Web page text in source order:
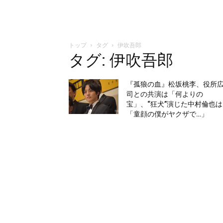
トップ タグ 伊吹吾郎
タグ: 伊吹吾郎
『孤狼の血』松坂桃李、役所
司との共演は「何よりの
宝」、“狂犬”演じた中村倫也は
「童顔の僕がヤクザで…」